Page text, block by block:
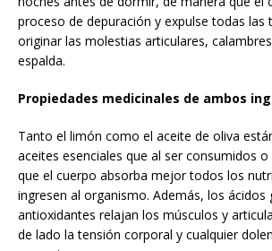
proceso de depuración y expulse todas las
originar las molestias articulares,
espalda.
Propiedades medicinales de ambos
Tanto el limón como el aceite de oliva
aceites esenciales que al ser consumidos
que el cuerpo absorba mejor todos los
ingresen al organismo. Además, los ácidos
antioxidantes relajan los músculos y
de lado la tensión corporal y cualquier